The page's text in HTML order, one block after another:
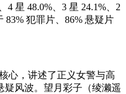
4 星 48.0%、3 星 24.1%、2
83% 犯罪片、86% 悬疑片
心，讲述了正义女警与高
疑风波。望月彩子（绫濑遥